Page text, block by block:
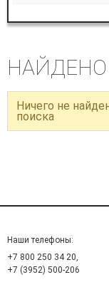
НАЙДЕНО
Ничего не
поиска
Наши телефоны:
+7 800 250 34 20,
+7 (3952) 500-206